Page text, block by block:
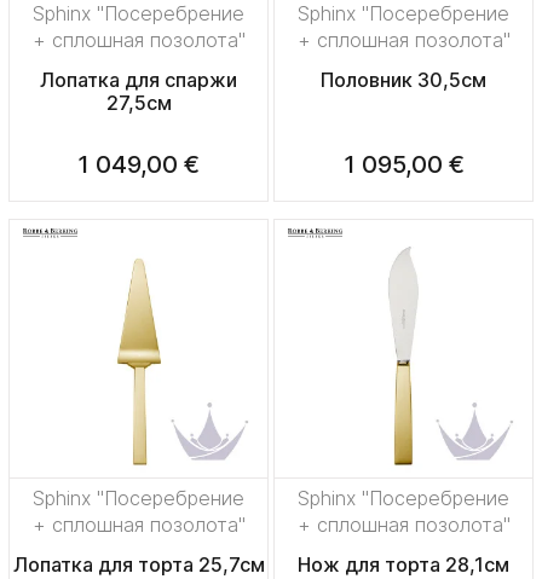
Sphinx "Посеребрение
+ сплошная позолота"
Лопатка для спаржи
27,5см
1 049,00 €
Sphinx "Посеребрение
+ сплошная позолота"
Половник 30,5см
1 095,00 €
Sphinx "Посеребрение
+ сплошная позолота"
Лопатка для торта 25,7см
Sphinx "Посеребрение
+ сплошная позолота"
Нож для торта 28,1см